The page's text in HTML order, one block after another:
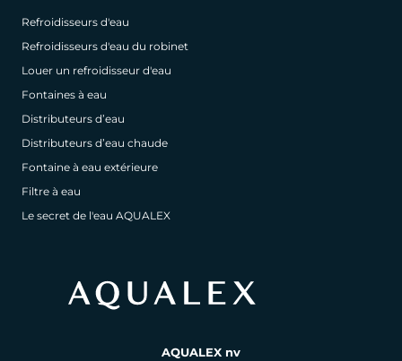
Refroidisseurs d'eau
Refroidisseurs d'eau du robinet
Louer un refroidisseur d'eau
Fontaines à eau
Distributeurs d’eau
Distributeurs d’eau chaude
Fontaine à eau extérieure
Filtre à eau
Le secret de l'eau AQUALEX
AQUALEX nv